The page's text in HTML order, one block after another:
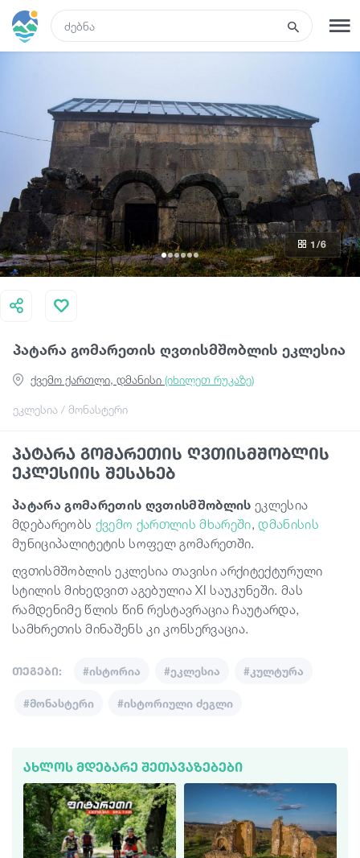
ტურები
სასტუმროები
ტრანსპორტი
რა ვნახოთ
გიდები
საქართველო
პატარა გომარეთის ღვთისმშობლის ეკლესია
ეკლესია / მონასტერი
ქვემო ქართლი, დმანისი (იხილეთ რუკაზე)
1 /6
პატარა გომარეთის ღვთისმშობლის
ეკლესიის შესახებ
პატარა გომარეთის ღვთისმშობლის ეკლესია
მდებარეობს ქვემო ქართლის მხარეში,დმანისის
მუნიციპალიტეტის სოფელ გომარეთში.
ღვთისმშობლის ეკლესია თავისი არქიტექტურული
სტილის მიხედვით აგებულია XI საუკუნეში. მას
რამდენიმე წლის წინ რესტავრაცია ჩაუტარდა,
სამხრეთის მინაშენს კი კონსერვაცია.
თეგები: #ისტორია #ეკლესია #კულტურა
#მონასტერი #ისტორიული ძეგლი
ᲐᲮᲚᲝᲡ ᲛᲓᲔᲑᲐᲠᲔ ᲨᲔᲗᲐᲕᲐᲖᲔᲑᲔᲑᲘ